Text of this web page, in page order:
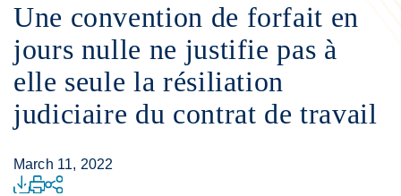
Une convention de forfait en
jours nulle ne justifie pas à
elle seule la résiliation
judiciaire du contrat de travail
March 11, 2022